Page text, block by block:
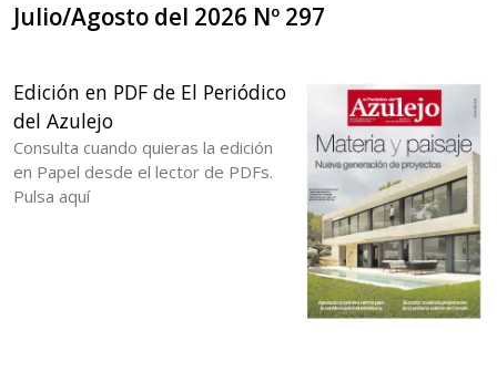
Julio/Agosto del 2026 Nº 297
Edición en PDF de El Periódico
del Azulejo
Consulta cuando quieras la edición
en Papel desde el lector de PDFs.
Pulsa aquí